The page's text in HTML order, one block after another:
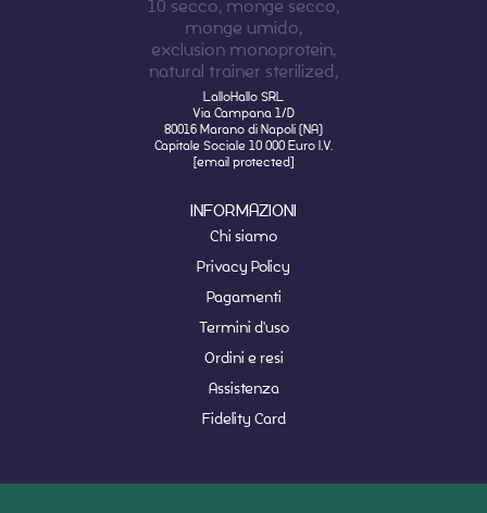
LalloHallo SRL
Via Campana 1/D
80016 Marano di Napoli (NA)
Capitale Sociale 10 000 Euro I.V.
[email protected]
INFORMAZIONI
Chi siamo
Privacy Policy
Pagamenti
Termini d'uso
Ordini e resi
Assistenza
Fidelity Card